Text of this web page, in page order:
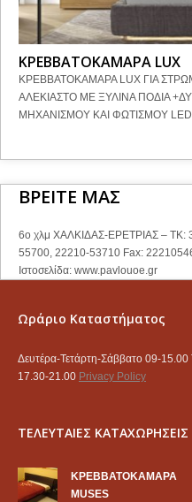
ΚΡΕΒΒΑΤΟΚΑΜΑΡΑ LUX
ΚΡΕΒΒΑΤΟΚΑΜΑΡΑ LUX ΓΙΑ
ΑΛΕΚΙΑΣΤΟ ΜΕ ΞΥΛΙΝΑ ΠΟΔΙΑ
ΜΗΧΑΝΙΣΜΟΥ ΚΑΙ ΦΩΤΙΣΜΟΥ
ΒΡΕΙΤΕ ΜΑΣ
6ο χλμ ΧΑΛΚΙΔΑΣ-ΕΡΕΤΡΙΑΣ – ΤΚ:
55700, 22210-53710 Fax:
Ιστοσελίδα: www.pavlouoe.gr
Ωράριο Καταστήματος
Δευτέρα-Τετάρτη-Σάββατο 09-
17.30-21.00 Privacy Policy
ΤΕΛΕΥΤΑΙΕΣ ΚΑΤΑΧΩΡΗΣΕΙΣ
KΡΕΒΒΑΤΟΚΑΜΑΡΑ
MUSES